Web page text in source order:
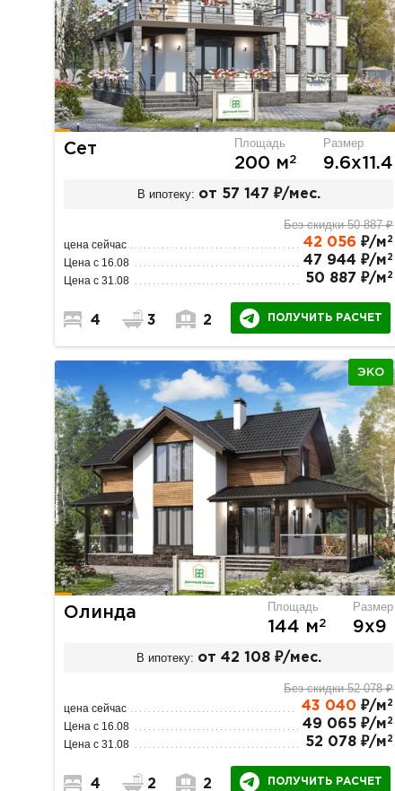
Сет Площадь
200 м2
Размер
9.6х11.4
В ипотеку: от 57 147 ₽/мес.
Без скидки 50 887 ₽
цена сейчас 42 056 ₽/м 2
Цена с 16.08 47 944 ₽/м 2
Цена с 31.08 50 887 ₽/м 2
4 3 2 ПОЛУЧИТЬ РАСЧЕТ
ЭКО
Олинда Площадь
144 м2
Размер
9х9
В ипотеку: от 42 108 ₽/мес.
Без скидки 52 078 ₽
цена сейчас 43 040 ₽/м 2
Цена с 16.08 49 065 ₽/м 2
Цена с 31.08 52 078 ₽/м 2
4 2 2 ПОЛУЧИТЬ РАСЧЕТ